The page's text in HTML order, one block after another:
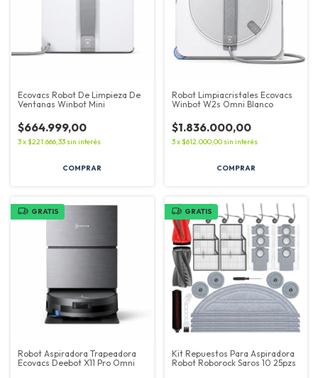
Ecovacs Robot De Limpieza De
Ventanas Winbot Mini
$664.999,00
3x$221.666,33 sin interés
Robot Limpiacristales Ecovacs
Winbot W2s Omni Blanco
$1.836.000,00
3x$612.000,00 sin interés
GRATIS
Robot Aspiradora Trapeadora
Ecovacs Deebot X11 Pro Omni
GRATIS
Kit Repuestos Para Aspiradora
Robot Roborock Saros 10 25pzs